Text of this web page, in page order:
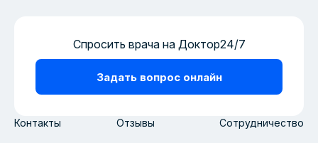
Контакты Отзывы Сотрудничество
Спросить врача на Доктор24/7
Задать вопрос онлайн